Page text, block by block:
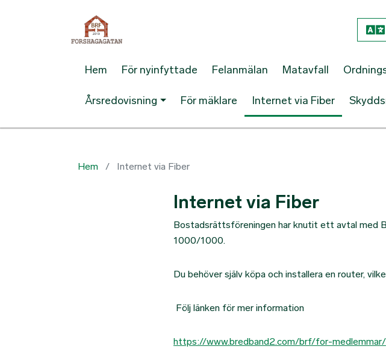
Hem För nyinfyttade Felanmälan Matavfall
Årsredovisning För mäklare Internet via Fiber
Hem Internet via Fiber
Internet via Fiber
Bostadsrättsföreningen har knutit ett avtal med
1000/1000.
Du behöver själv köpa och installera en router,
Följ länken för mer information
https://www.bredband2.com/brf/for-medlemmar/